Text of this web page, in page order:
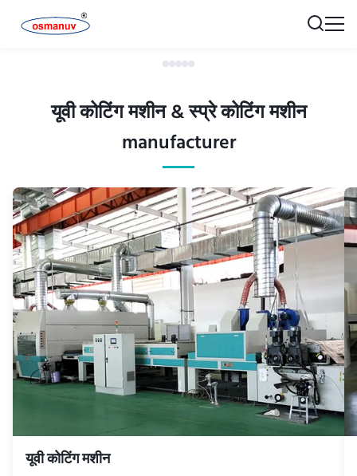
यूवी कोटिंग मशीन & स्प्रे कोटिंग मशीन
manufacturer
यूवी कोटिंग मशीन